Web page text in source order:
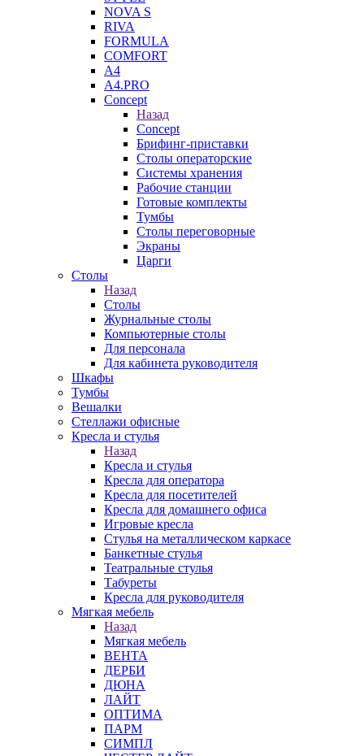
NOVA S
RIVA
FORMULA
COMFORT
A4
A4.PRO
Concept
Назад
Concept
Брифинг-приставки
Столы операторские
Системы хранения
Рабочие станции
Готовые комплекты
Тумбы
Столы переговорные
Экраны
Царги
Столы
Назад
Столы
Журнальные столы
Компьютерные столы
Для персонала
Для кабинета руководителя
Шкафы
Тумбы
Вешалки
Стеллажи офисные
Кресла и стулья
Назад
Кресла и стулья
Кресла для оператора
Кресла для посетителей
Кресла для домашнего офиса
Игровые кресла
Стулья на металлическом каркасе
Банкетные стулья
Театральные стулья
Табуреты
Кресла для руководителя
Мягкая мебель
Назад
Мягкая мебель
ВЕНТА
ДЕРБИ
ДЮНА
ЛАЙТ
ОПТИМА
ПАРМ
СИМПЛ